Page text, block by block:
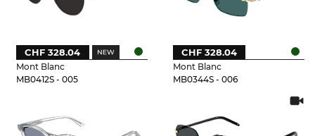
Mont Blanc
MB0412S - 005
CHF 328.04
Mont Blanc
MB0344S - 006
CHF 328.04